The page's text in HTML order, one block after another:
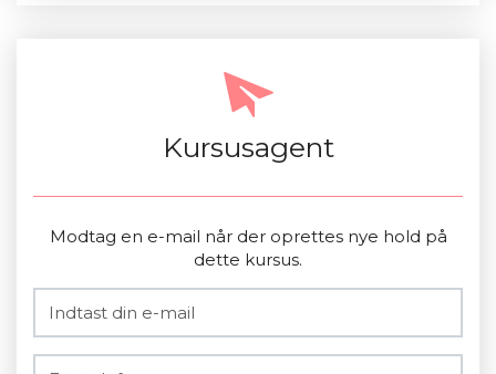
Kursusagent
Modtag en e-mail når der oprettes nye hold på
dette kursus.